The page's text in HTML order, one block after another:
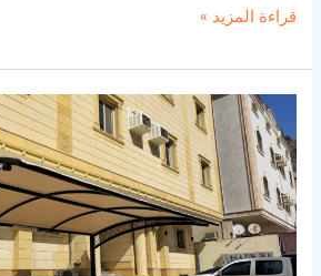
قراءة المزيد »
مظلات
كبوتي
في
مكة